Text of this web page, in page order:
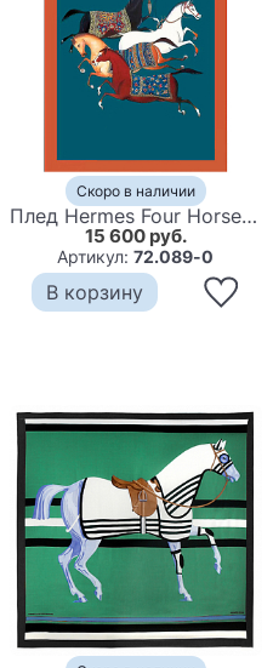
Скоро в наличии
Плед Hermes Four Horses Plaid
15 600 руб.
Артикул:72.089-0
В корзину